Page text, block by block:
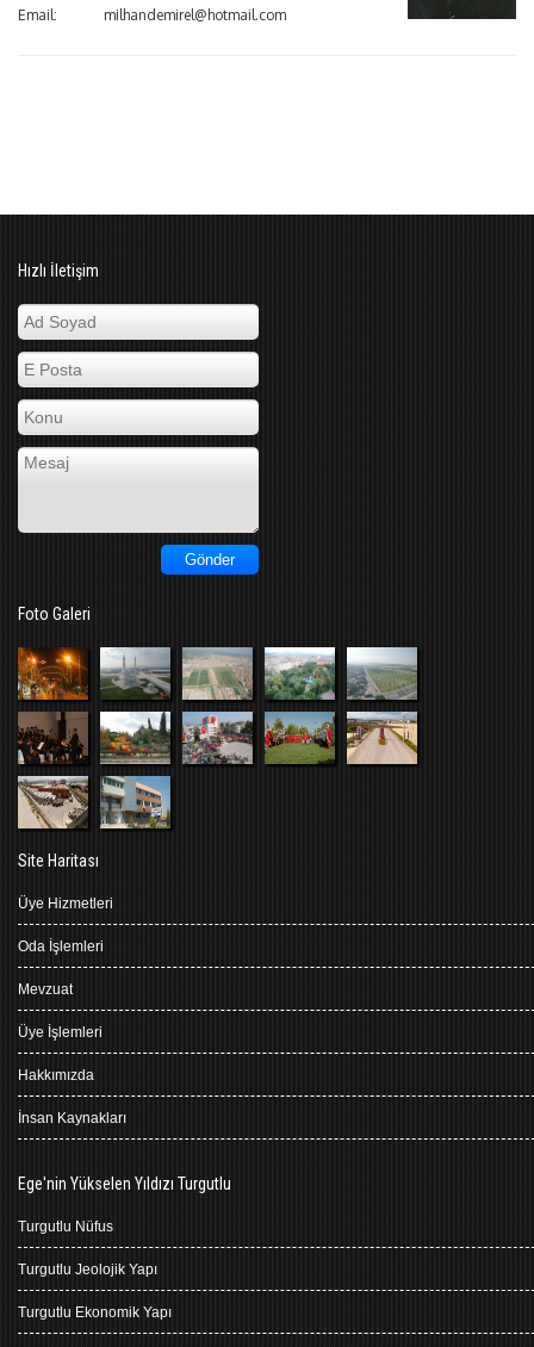
Email:
milhandemirel@hotmail.com
Hızlı İletişim
Foto Galeri
Site Haritası
Üye Hizmetleri
Oda İşlemleri
Mevzuat
Üye İşlemleri
Hakkımızda
İnsan Kaynakları
Ege'nin Yükselen Yıldızı Turgutlu
Turgutlu Nüfus
Turgutlu Jeolojik Yapı
Turgutlu Ekonomik Yapı